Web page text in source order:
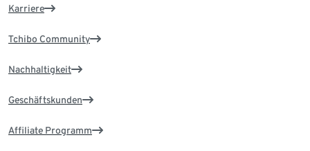
Karriere
Tchibo Community
Nachhaltigkeit
Geschäftskunden
Affiliate Programm